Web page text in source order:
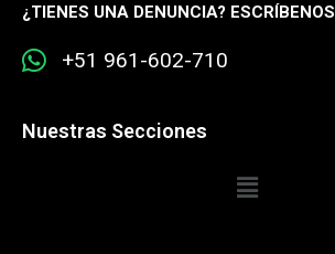
¿TIENES UNA DENUNCIA? ESCRÍBENOS
+51 961-602-710
Nuestras Secciones